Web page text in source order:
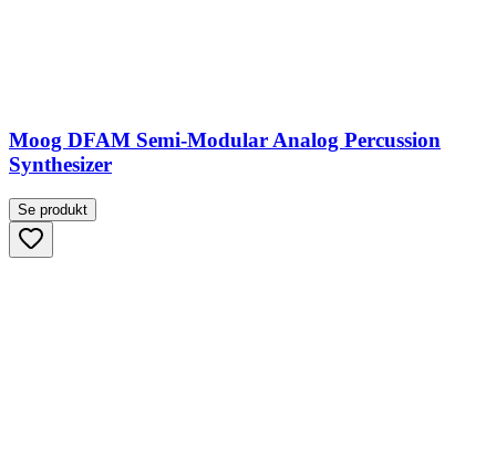
Moog DFAM Semi-Modular Analog Percussion
Synthesizer
Se produkt